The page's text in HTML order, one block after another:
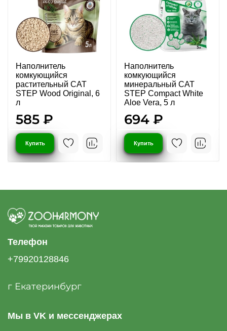
Наполнитель
комкующийся
растительный CAT
STEP Wood Original, 6
л
585 ₽
Купить
Наполнитель
комкующийся
минеральный CAT
STEP Compact White
Aloe Vera, 5 л
694 ₽
Купить
Телефон
+79920128846
г Екатеринбург
Мы в VK и мессенджерах